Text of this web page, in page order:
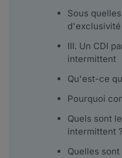
Sous
III. Un CDI
intermittent
Qu'est-ce
Pourquoi
Quels sont
intermittent ?
Quelles